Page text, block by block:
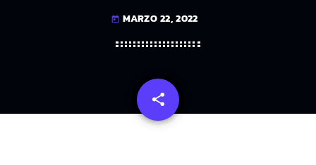
today MARZO 22, 2022
share
email